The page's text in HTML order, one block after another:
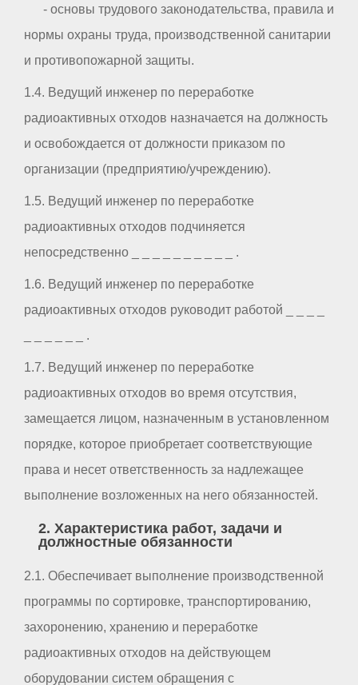
- основы трудового законодательства, правила и
нормы охраны труда, производственной санитарии
и противопожарной защиты.
1.4. Ведущий инженер по переработке
радиоактивных отходов назначается на должность
и освобождается от должности приказом по
организации (предприятию/учреждению).
1.5. Ведущий инженер по переработке
радиоактивных отходов подчиняется
непосредственно _ _ _ _ _ _ _ _ _ _ .
1.6. Ведущий инженер по переработке
радиоактивных отходов руководит работой _ _ _ _
_ _ _ _ _ _ .
1.7. Ведущий инженер по переработке
радиоактивных отходов во время отсутствия,
замещается лицом, назначенным в установленном
порядке, которое приобретает соответствующие
права и несет ответственность за надлежащее
выполнение возложенных на него обязанностей.
2. Характеристика работ, задачи и
должностные обязанности
2.1. Обеспечивает выполнение производственной
программы по сортировке, транспортированию,
захоронению, хранению и переработке
радиоактивных отходов на действующем
оборудовании систем обращения с